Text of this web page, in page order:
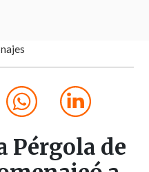
Pérgola de